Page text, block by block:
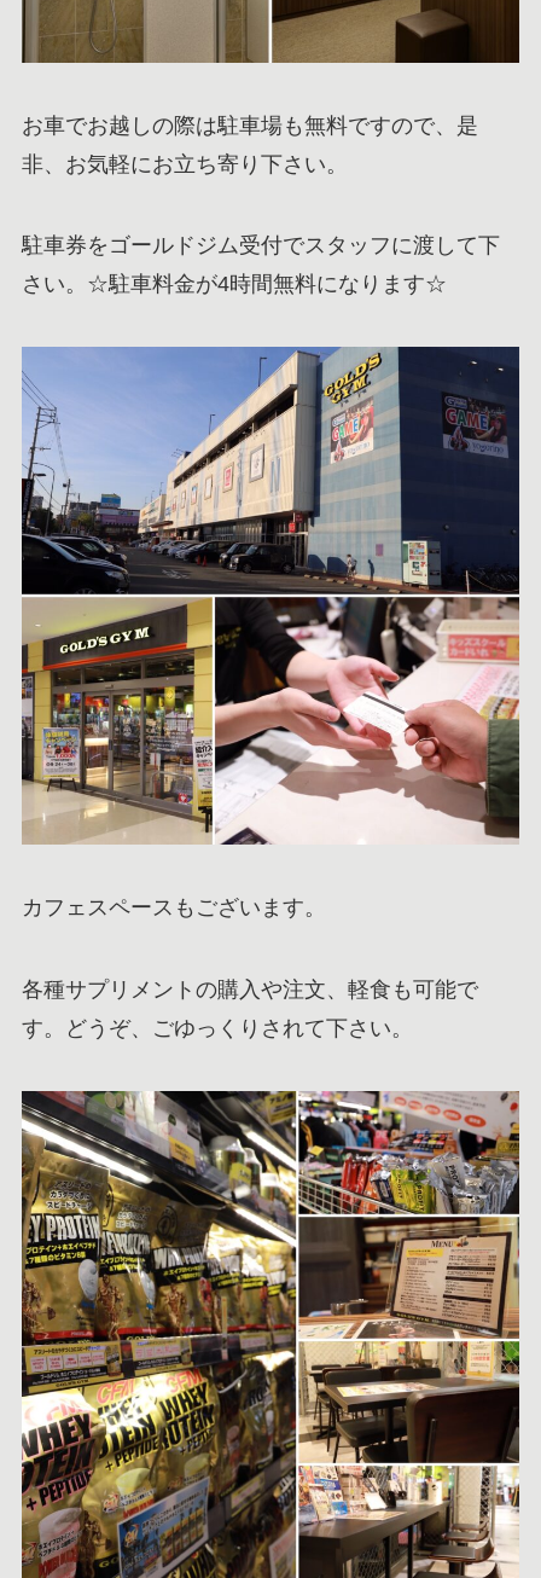
お車でお越しの際は駐車場も無料ですので、是
非、お気軽にお立ち寄り下さい。
駐車券をゴールドジム受付でスタッフに渡して下
さい。☆駐車料金が4時間無料になります☆
カフェスペースもございます。
各種サプリメントの購入や注文、軽食も可能で
す。どうぞ、ごゆっくりされて下さい。